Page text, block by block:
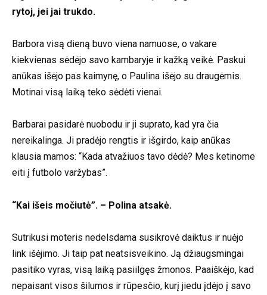
rytoj, jei jai trukdo.
Barbora visą dieną buvo viena namuose, o vakare
kiekvienas sėdėjo savo kambaryje ir kažką veikė. Paskui
anūkas išėjo pas kaimynę, o Paulina išėjo su draugėmis.
Motinai visą laiką teko sėdėti vienai.
Barbarai pasidarė nuobodu ir ji suprato, kad yra čia
nereikalinga. Ji pradėjo rengtis ir išgirdo, kaip anūkas
klausia mamos: “Kada atvažiuos tavo dėdė? Mes ketinome
eiti į futbolo varžybas”.
“Kai išeis močiutė”. – Polina atsakė.
Sutrikusi moteris nedelsdama susikrovė daiktus ir nuėjo
link išėjimo. Ji taip pat neatsisveikino. Ją džiaugsmingai
pasitiko vyras, visą laiką pasiilgęs žmonos. Paaiškėjo, kad
nepaisant visos šilumos ir rūpesčio, kurį jiedu įdėjo į savo